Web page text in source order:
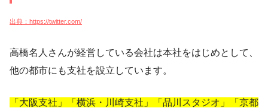
出典：https://twitter.com/
高橋名人さんが経営している会社は本社をはじめとして、
他の都市にも支社を設立しています。
「大阪支社」「横浜・川崎支社」「品川スタジオ」「京都